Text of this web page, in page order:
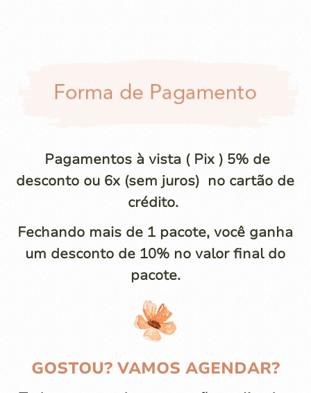
Pagamentos à vista ( Pix ) 5% de
desconto ou 6x (sem juros) no cartão de
crédito.
Fechando mais de 1 pacote, você ganha
um desconto de 10% no valor final do
pacote.
GOSTOU? VAMOS AGENDAR?